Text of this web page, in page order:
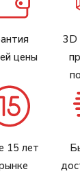
цены
3D
15 лет